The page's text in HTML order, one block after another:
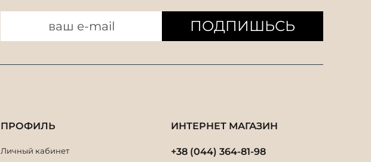
ПОДПИШЬСЬ
ПРОФИЛЬ
Личный кабинет
ИНТЕРНЕТ МАГАЗИН
+38 (044) 364-81-98